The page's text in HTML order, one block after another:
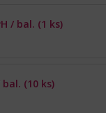
/ bal. (1 ks)
bal. (10 ks)